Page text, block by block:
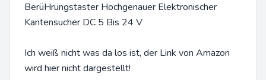
BerüHrungstaster Hochgenauer Elektronischer
Kantensucher DC 5 Bis 24 V
Ich weiß nicht was da los ist, der Link von Amazon
wird hier nicht dargestellt!